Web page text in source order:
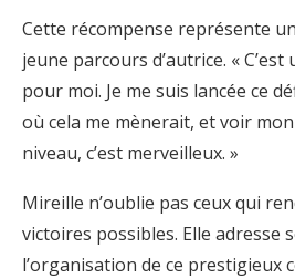
Cette récompense représente
jeune parcours d’autrice. «
pour moi. Je me suis lancée ce
où cela me mènerait, et voir
niveau, c’est merveilleux. »
Mireille n’oublie pas ceux qui
victoires possibles. Elle adresse
l’organisation de ce prestigieux